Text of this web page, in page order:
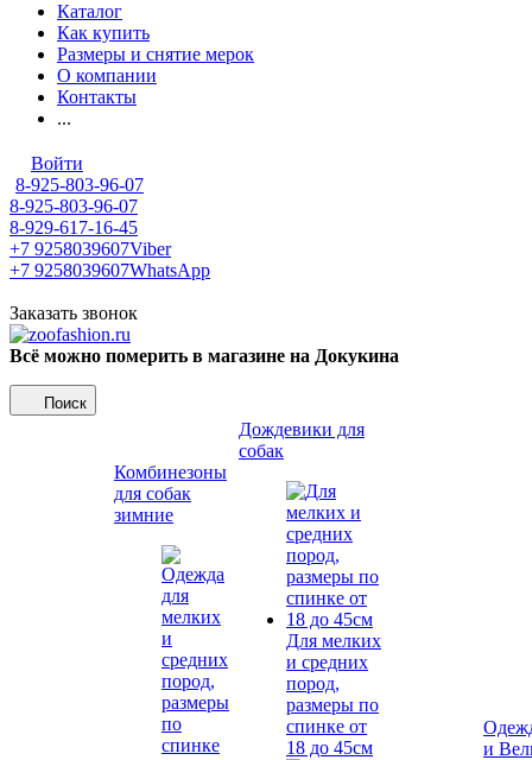
Каталог
Как купить
Размеры и снятие мерок
О компании
Контакты
...
Войти
8-925-803-96-07
8-925-803-96-07
8-929-617-16-45
+7 9258039607Viber
+7 9258039607WhatsApp
Заказать звонок
Всё можно померить в магазине на Докукина
Поиск
Комбинезоны
для собак
зимние
Дождевики для
собак
Для мелких
и средних
пород,
размеры по
спинке от
18 до 45см
и